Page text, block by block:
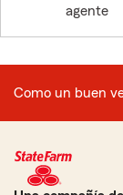
agente
Como un buen